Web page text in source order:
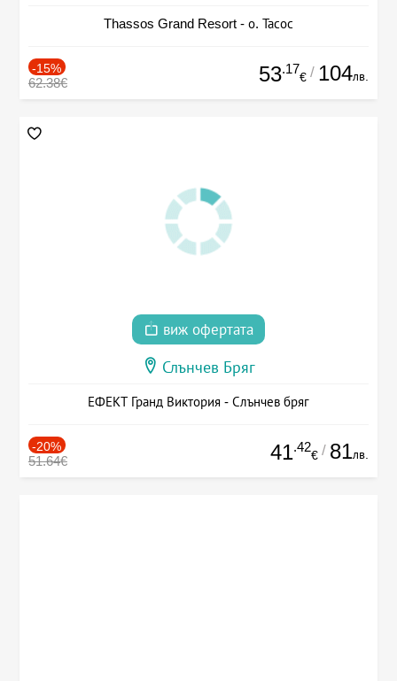
Thassos Grand Resort - о. Тасос
-15%
62.38€ 53.17
€ / 104лв.
виж офертата
Слънчев Бряг
ЕФЕКТ Гранд Виктория - Слънчев бряг
-20%
51.64€ 41.42
€ / 81лв.